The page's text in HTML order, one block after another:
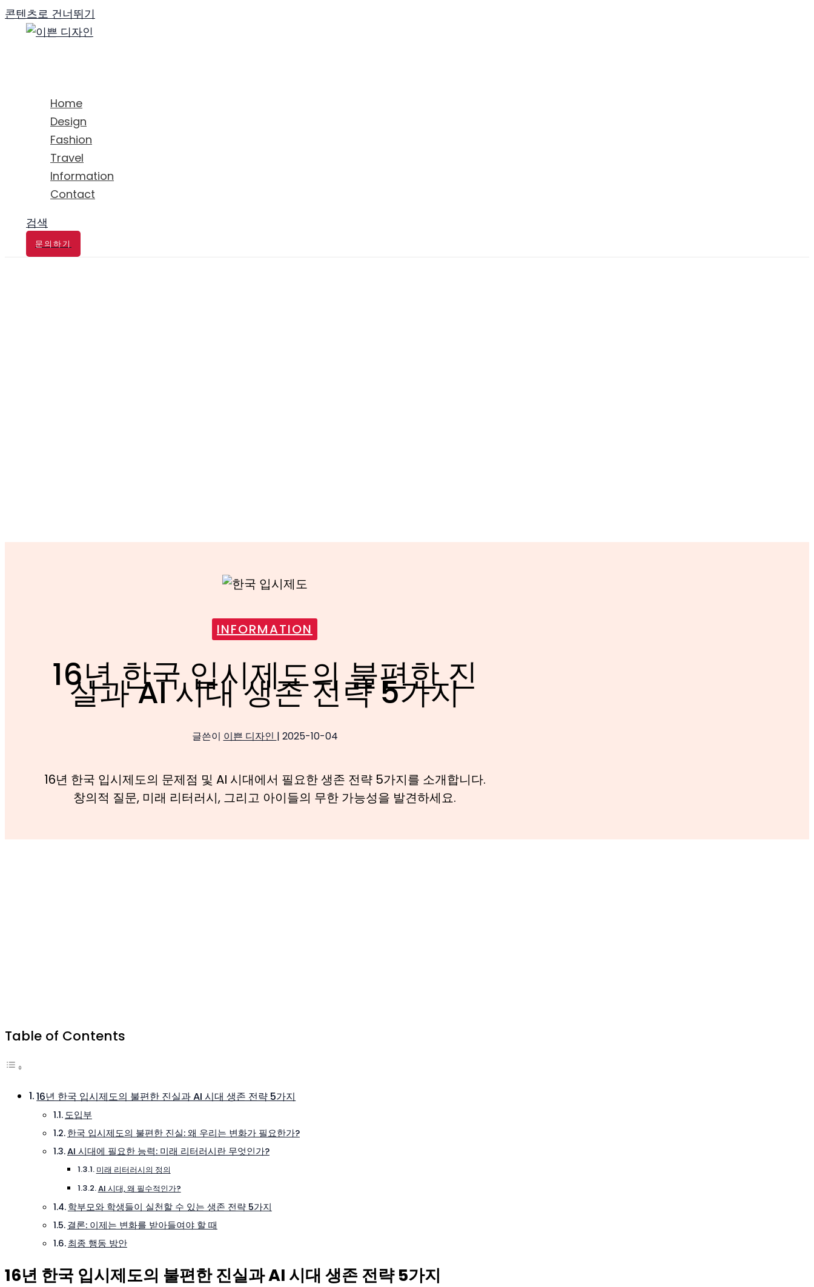
콘텐츠로 건너뛰기
Home
Design
Fashion
Travel
Information
Contact
검색
문의하기
INFORMATION
16년 한국 입시제도의 불편한 진
실과 AI 시대 생존 전략 5가지
글쓴이 이쁜 디자인 | 2025-10-04
16년 한국 입시제도의 문제점 및 AI 시대에서 필요한 생존 전략 5가지를 소개합니다.
창의적 질문, 미래 리터러시, 그리고 아이들의 무한 가능성을 발견하세요.
Table of Contents
16년 한국 입시제도의 불편한 진실과 AI 시대 생존 전략 5가지
도입부
한국 입시제도의 불편한 진실: 왜 우리는 변화가 필요한가?
AI 시대에 필요한 능력: 미래 리터러시란 무엇인가?
미래 리터러시의 정의
AI 시대, 왜 필수적인가?
학부모와 학생들이 실천할 수 있는 생존 전략 5가지
결론: 이제는 변화를 받아들여야 할 때
최종 행동 방안
16년 한국 입시제도의 불편한 진실과 AI 시대 생존 전략 5가지